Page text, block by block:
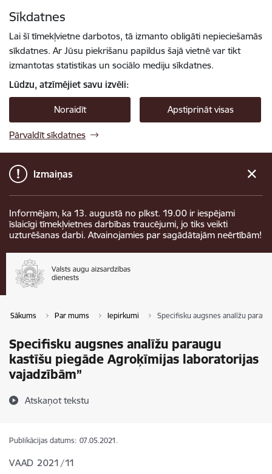
Sīkdatnes
Lai šī tīmekļvietne darbotos, tā izmanto obligāti nepieciešamās
sīkdatnes. Ar Jūsu piekrišanu papildus šajā vietnē var tikt
izmantotas statistikas un sociālo mediju sīkdatnes.
Lūdzu, atzīmējiet savu izvēli:
Noraidīt Apstiprināt visas
Pārvaldīt sīkdatnes
Izmaiņas
Informējam, ka 13. augustā no plkst. 19.00 ir iespējami
īslaicīgi tīmekļvietnes darbības traucējumi, jo tiks veikti
uzturēšanas darbi. Atvainojamies par sagādātajām neērtībām!
Sākums Par mums Iepirkumi Specifisku augsnes analīžu
Specifisku augsnes analīžu paraugu
kastīšu piegāde Agroķīmijas laboratorijas
vajadzībām”
Atskaņot tekstu
Publikācijas datums: 07.05.2021.
VAAD 2021/11